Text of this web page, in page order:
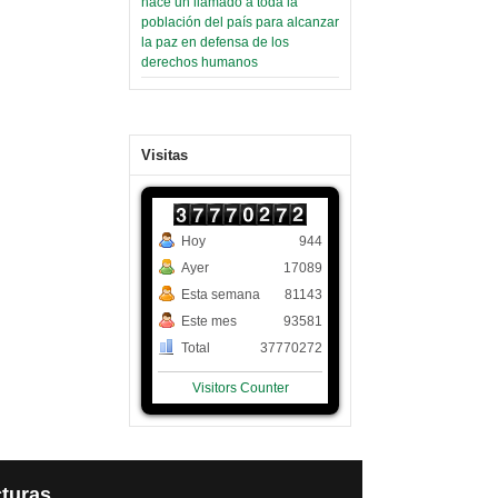
población del país para alcanzar
la paz en defensa de los
derechos humanos
Visitas
Hoy
Ayer
Esta semana
Este mes
Total
944
17089
81143
93581
37770272
Visitors Counter